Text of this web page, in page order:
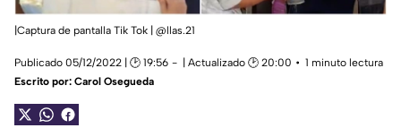
|Captura de pantalla Tik Tok | @llas.21
Publicado 05/12/2022 | 🕑 19:56 | Actualizado 🕑 20:00
1 minuto lectura
Escrito por: Carol Osegueda